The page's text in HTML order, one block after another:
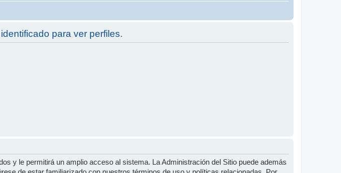
para ver perfiles.
y le permitirá un amplio acceso al sistema. La Administración del Sitio puede además